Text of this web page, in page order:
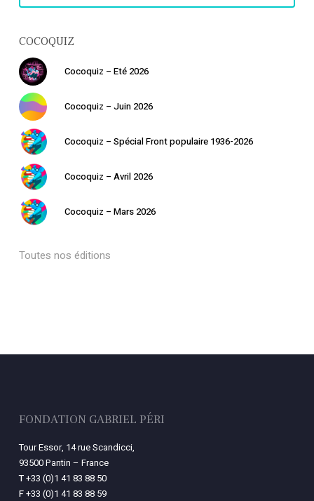
COCOQUIZ
Cocoquiz – Eté 2026
Cocoquiz – Juin 2026
Cocoquiz – Spécial Front populaire 1936-2026
Cocoquiz – Avril 2026
Cocoquiz – Mars 2026
Toutes nos éditions
FONDATION GABRIEL PÉRI
Tour Essor, 14 rue Scandicci,
93500 Pantin – France
T+33 (0)1 41 83 88 50
F+33 (0)1 41 83 88 59